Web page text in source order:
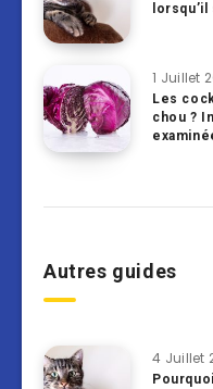
1 Juillet
Les
chou ?
Autres guides
4 Juillet